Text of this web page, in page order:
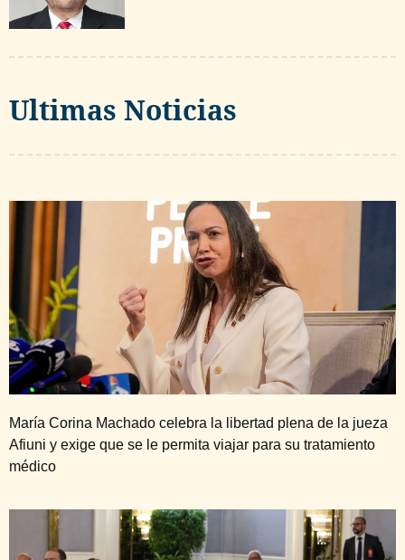
Ultimas Noticias
María Corina Machado celebra la libertad plena de la jueza
Afiuni y exige que se le permita viajar para su tratamiento
médico